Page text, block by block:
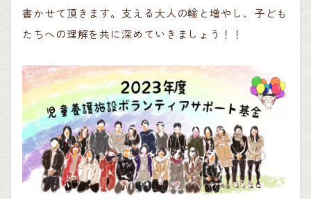
書かせて頂きます。支える大人の輪と増やし、子ども
たちへの理解を共に深めていきましょう！！